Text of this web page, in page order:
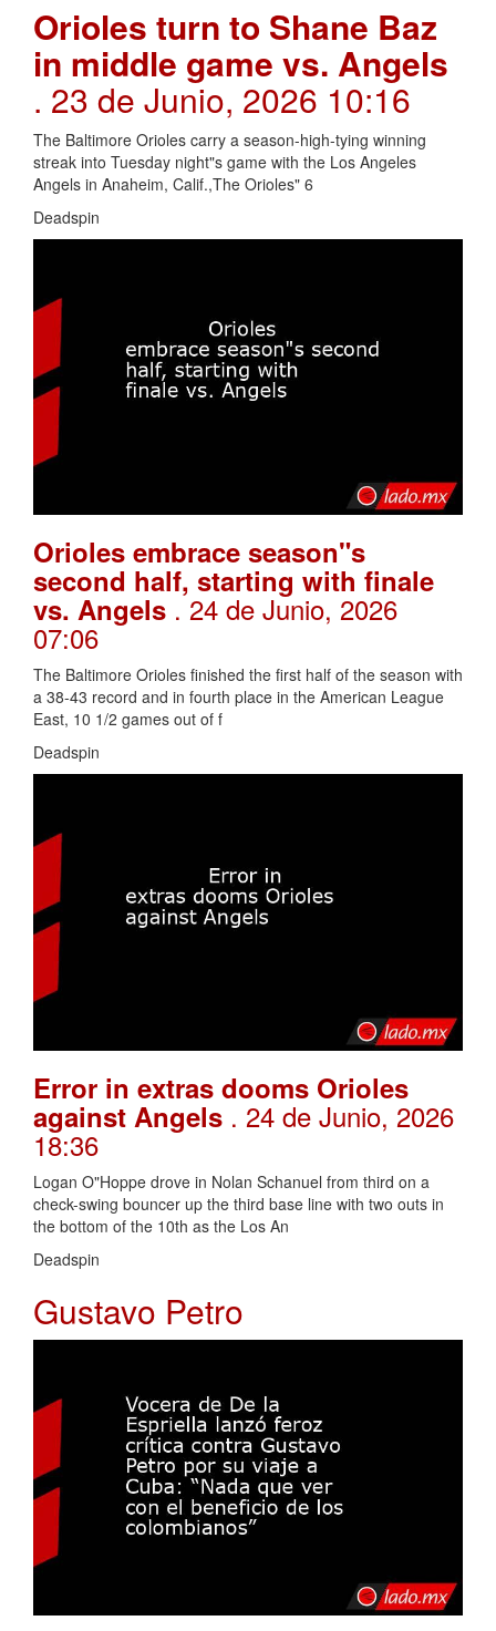
Orioles turn to Shane Baz
in middle game vs. Angels
. 23 de Junio, 2026 10:16
The Baltimore Orioles carry a season-high-tying winning
streak into Tuesday night"s game with the Los Angeles
Angels in Anaheim, Calif.,The Orioles" 6
Deadspin
Orioles embrace season"s
second half, starting with finale
vs. Angels . 24 de Junio, 2026
07:06
The Baltimore Orioles finished the first half of the season with
a 38-43 record and in fourth place in the American League
East, 10 1/2 games out of f
Deadspin
Error in extras dooms Orioles
against Angels . 24 de Junio, 2026
18:36
Logan O"Hoppe drove in Nolan Schanuel from third on a
check-swing bouncer up the third base line with two outs in
the bottom of the 10th as the Los An
Deadspin
Gustavo Petro